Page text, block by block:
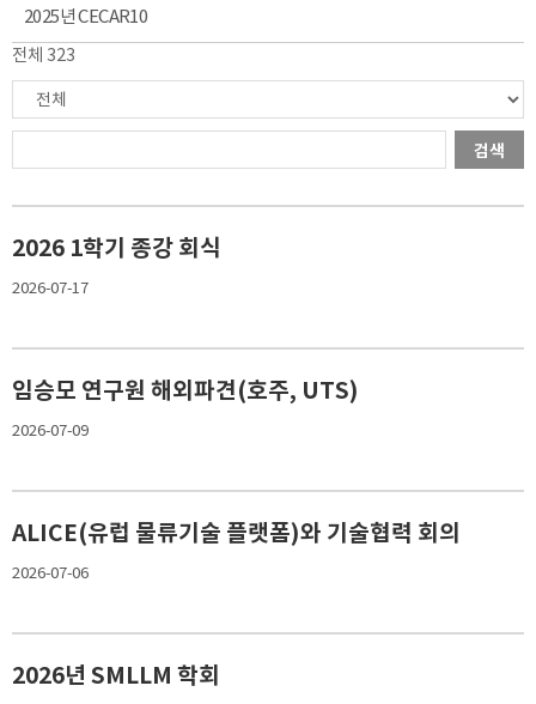
2025년 CECAR10
전체 323
검색
2026 1학기 종강 회식
2026-07-17
임승모 연구원 해외파견(호주, UTS)
2026-07-09
ALICE(유럽 물류기술 플랫폼)와 기술협력 회의
2026-07-06
2026년 SMLLM 학회